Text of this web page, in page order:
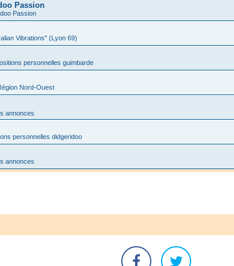
Passion
Passion
Vibrations" (Lyon 69)
personnelles guimbarde
Nord-Ouest
annonces
personnelles didgeridoo
annonces